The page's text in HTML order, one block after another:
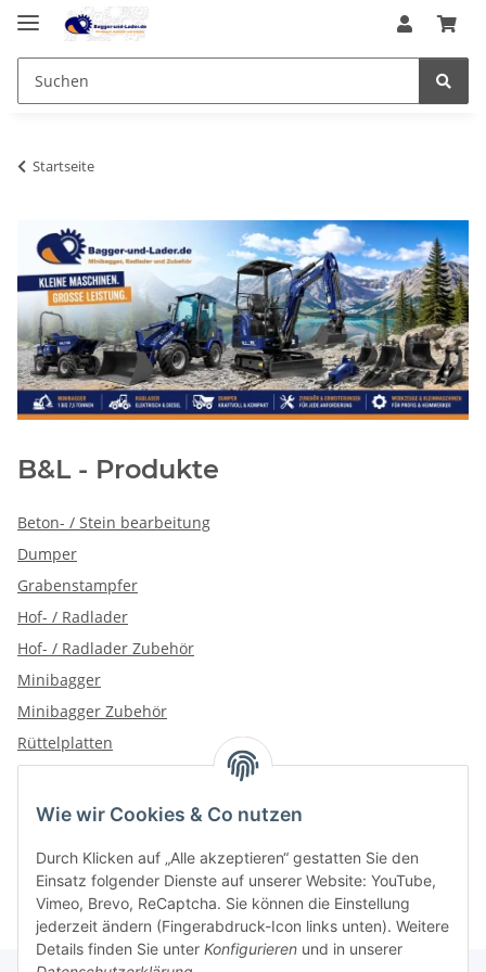
Wie wir Cookies & Co nutzen
Durch Klicken auf „Alle akzeptieren“ gestatten Sie den
Einsatz folgender Dienste auf unserer Website: YouTube,
Vimeo, Brevo, ReCaptcha. Sie können die Einstellung
jederzeit ändern (Fingerabdruck-Icon links unten). Weitere
Details finden Sie unter Konfigurieren und in unserer
Startseite
B&L - Produkte
Beton- / Stein bearbeitung
Dumper
Grabenstampfer
Hof- / Radlader
Hof- / Radlader Zubehör
Minibagger
Minibagger Zubehör
Rüttelplatten
Kategorien